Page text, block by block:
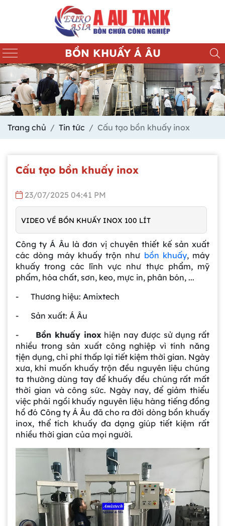
BỒN KHUẤY Á ÂU
Trang chủ Tin tức Cấu tạo bồn khuấy inox
Cấu tạo bồn khuấy inox
23/07/2025 04:41 PM
VIDEO VỀ BỒN KHUẤY INOX 100 LÍT
Công ty Á Âu là đơn vị chuyên thiết kế sản xuất
các dòng máy khuấy trộn như bồn khuấy, máy
khuấy trong các lĩnh vực như thực phẩm, mỹ
phẩm, hóa chất, sơn, keo, mực in, phân bón, ...
- Thương hiệu: Amixtech
- Sản xuất: Á Âu
- Bồn khuấy inox hiện nay được sử dụng rất
nhiều trong sản xuất công nghiệp vì tính năng
tịện dụng, chi phí thấp lại tiết kiệm thời gian. Ngày
xưa, khi muốn khuấy trộn đều nguyên liệu chúng
ta thường dùng tay để khuấy đều chúng rất mất
thời gian và công sức. Ngày nay, để giảm thiểu
việc phải ngồi khuấy nguyên liệu hàng tiếng đồng
hồ đó Công ty Á Âu đã cho ra đời dòng bồn khuấy
inox, thể tích khuấy đa dạng giúp tiết kiệm rất
nhiều thời gian của mọi người.